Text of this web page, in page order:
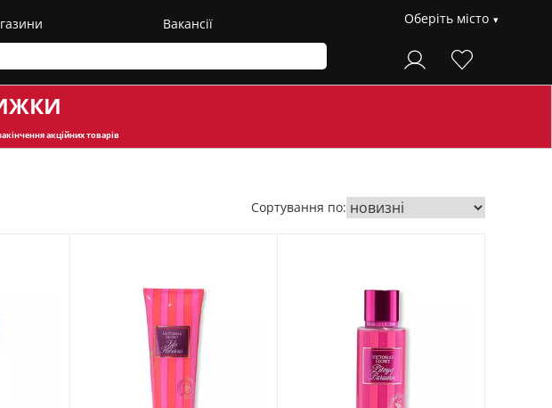
Вакансії Оберіть місто
акційних товарів
Сортування по: